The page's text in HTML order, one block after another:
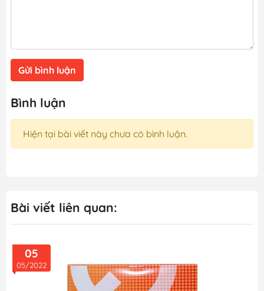
Gửi bình luận
Bình luận
Hiện tại bài viết này chưa có bình luận.
Bài viết liên quan:
05
05/2022